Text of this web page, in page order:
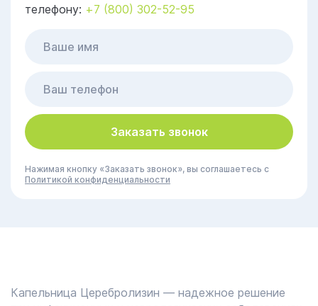
телефону: +7 (800) 302-52-95
Заказать звонок
Нажимая кнопку «Заказать звонок», вы соглашаетесь с
Политикой конфиденциальности
Капельница Церебролизин — надежное решение